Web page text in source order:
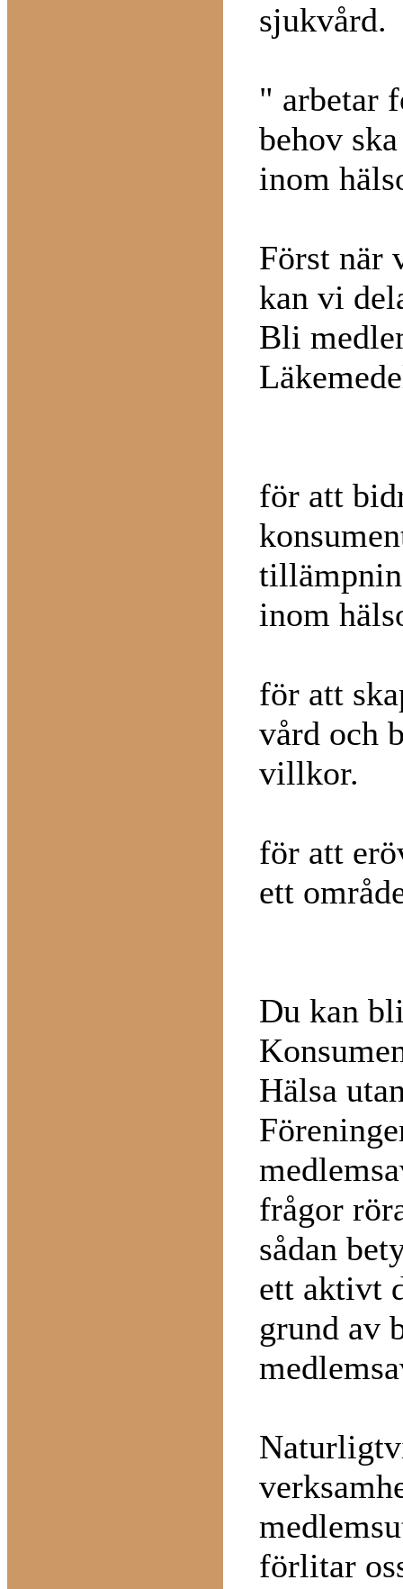
sjukvård.
" arbetar
behov
inom
Först när
kan vi
Bli
för att
inom
för att
vård och
villkor.
för att
ett
Du kan
Hälsa
frågor
sådan
ett aktivt
grund av
förlitar